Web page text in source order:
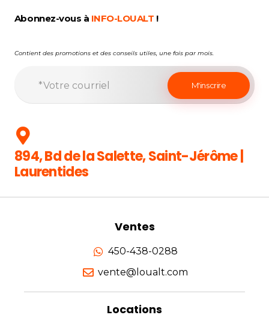
Abonnez-vous à INFO-LOUALT !
Contient des promotions et des conseils utiles, une fois par mois.
894, Bd de la Salette, Saint-Jérôme |
Laurentides
Ventes
450-438-0288
vente@loualt.com
Locations